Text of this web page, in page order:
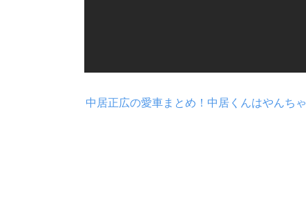
中居正広の愛車まとめ！中居くんはやんち